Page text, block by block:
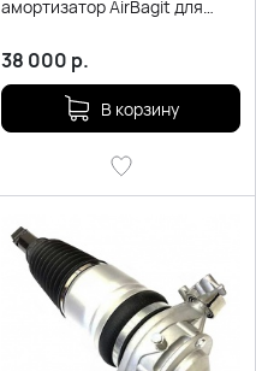
амортизатор AirBagit для
38 000 р.
В корзину